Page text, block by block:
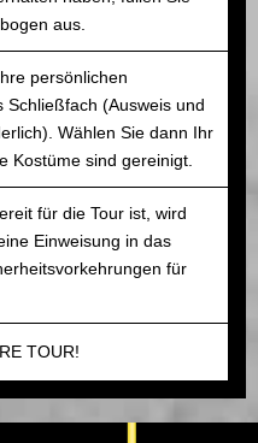
aus.
persönlichen
Schließfach (Ausweis und
Wählen Sie dann Ihr
Kostüme sind gereinigt.
für die Tour ist, wird
Einweisung in das
für
TOUR!